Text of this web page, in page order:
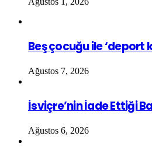
Beş çocuğu ile ‘deport
Ağustos 7, 2026
İsviçre’nin İade Ettiği
Ağustos 6, 2026